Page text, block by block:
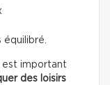
équilibré.
est important
des loisirs